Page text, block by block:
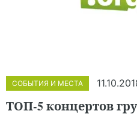
СОБЫТИЯ И МЕСТА
ТОП-5 концертов